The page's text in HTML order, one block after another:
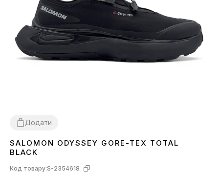
Додати
414243 44 45
SALOMON ODYSSEY GORE-TEX TOTAL
BLACK
Код товару:S-2354618